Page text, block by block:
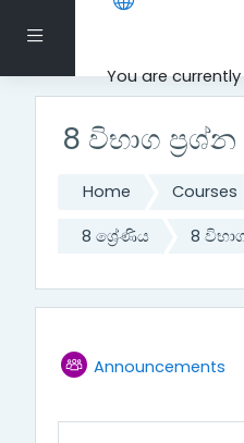
Side panel
You are
Skip to main content
8 විභාග ප්‍රශ්න
Home Courses
8 ශ්‍රේණිය 8
Topic outline
General
Announcements